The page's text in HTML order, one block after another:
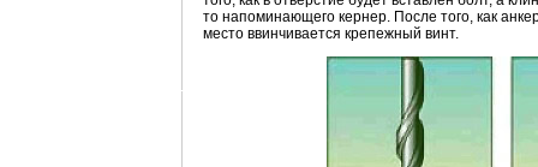
то напоминающего кернер. После того, как
место ввинчивается крепежный винт.